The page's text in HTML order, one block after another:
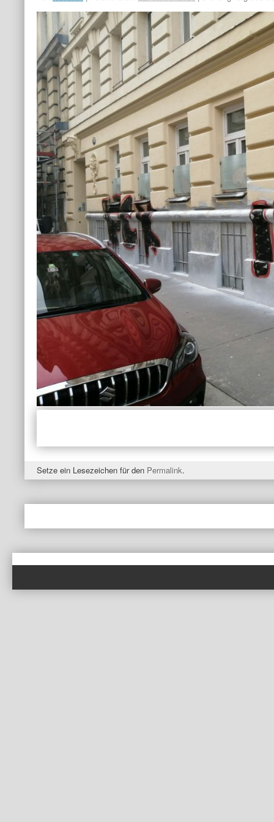
Setze ein Lesezeichen für den Permalink.